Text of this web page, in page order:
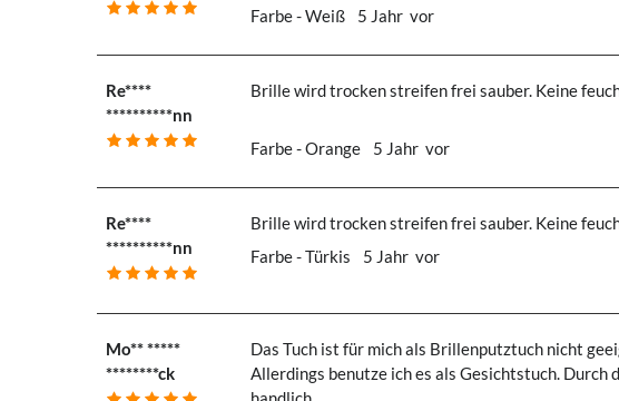
Farbe - Weiß
5 Jahr vor
Re****
**********nn
Brille wird trocken streifen frei sauber. Keine
Farbe - Orange 5 Jahr vor
Re****
**********nn
Brille wird trocken streifen frei sauber. Keine
Farbe - Türkis
5 Jahr vor
Mo** *****
********ck
Das Tuch ist für mich als Brillenputztuch nicht
Allerdings benutze ich es als Gesichtstuch. Durch